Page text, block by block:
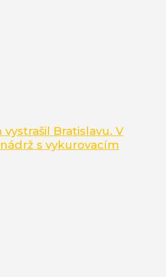
Bratislavu. V
s vykurovacím